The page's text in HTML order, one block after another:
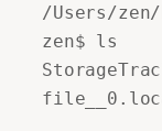
/Users/
zen$ ls